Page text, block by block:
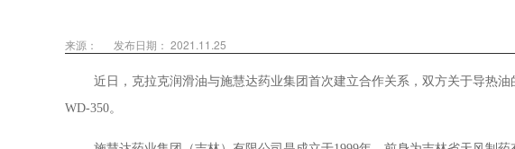
来源： 发布日期： 2021.11.25
近日， 克拉克润滑油与施慧达药业集团首次建立合作关系，双方关于导热
WD-350。